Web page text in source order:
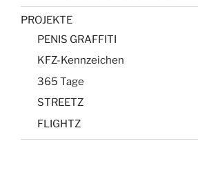
PROJEKTE
PENIS GRAFFITI
KFZ-Kennzeichen
365 Tage
STREETZ
FLIGHTZ